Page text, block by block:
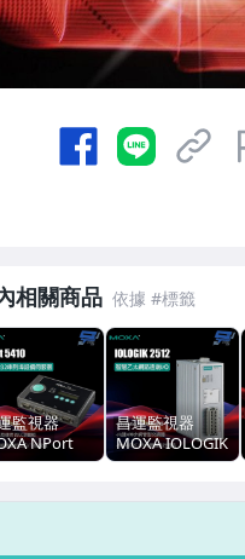
專區
區
相關商品
監視器
NPort
4埠RS-232
昌運監視器
MOXA IOLOGIK
2512 智慧乙太